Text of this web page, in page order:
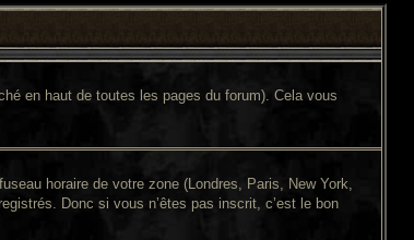
en haut de toutes les pages du forum). Cela vous
horaire de votre zone (Londres, Paris, New York,
Donc si vous n’êtes pas inscrit, c’est le bon